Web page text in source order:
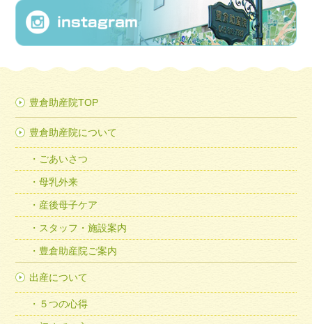
豊倉助産院TOP
豊倉助産院について
ごあいさつ
母乳外来
産後母子ケア
スタッフ・施設案内
豊倉助産院ご案内
出産について
５つの心得